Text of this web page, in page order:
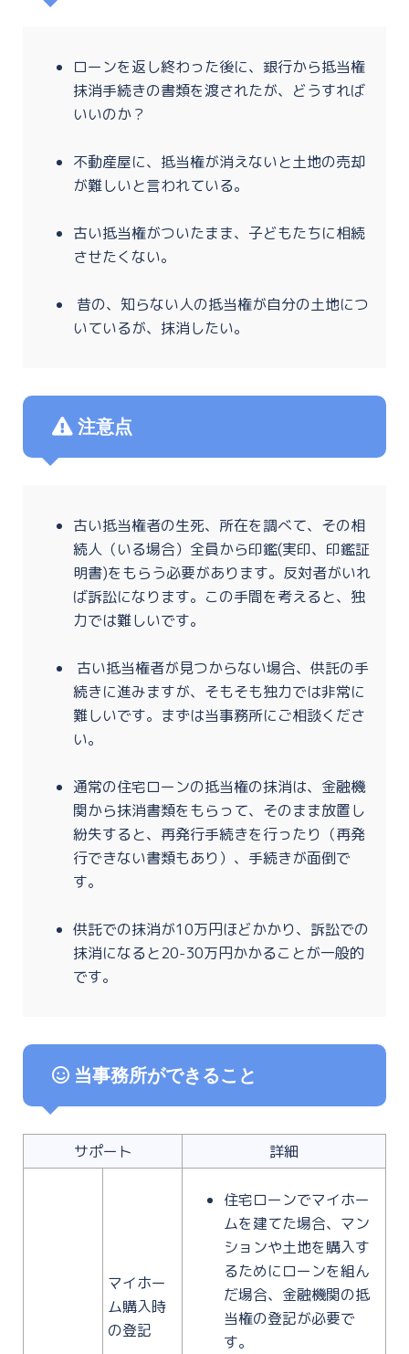
ローンを返し終わった後に、銀行から抵当権
抹消手続きの書類を渡されたが、どうすれば
いいのか？
不動産屋に、抵当権が消えないと土地の売却
が難しいと言われている。
古い抵当権がついたまま、子どもたちに相続
させたくない。
昔の、知らない人の抵当権が自分の土地につ
いているが、抹消したい。
注意点
古い抵当権者の生死、所在を調べて、その相
続人（いる場合）全員から印鑑(実印、印鑑証
明書)をもらう必要があります。反対者がいれ
ば訴訟になります。この手間を考えると、独
力では難しいです。
古い抵当権者が見つからない場合、供託の手
続きに進みますが、そもそも独力では非常に
難しいです。まずは当事務所にご相談くださ
い。
通常の住宅ローンの抵当権の抹消は、金融機
関から抹消書類をもらって、そのまま放置し
紛失すると、再発行手続きを行ったり（再発
行できない書類もあり）、手続きが面倒で
す。
供託での抹消が10万円ほどかかり、訴訟での
抹消になると20-30万円かかることが一般的
です。
当事務所ができること
サポート 詳細
マイホー
ム購入時
の登記
住宅ローンでマイホー
ムを建てた場合、マン
ションや土地を購入す
るためにローンを組ん
だ場合、金融機関の抵
当権の登記が必要で
す。